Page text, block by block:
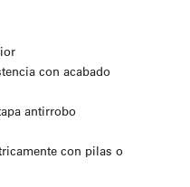
con acabado
antirrobo
con pilas o